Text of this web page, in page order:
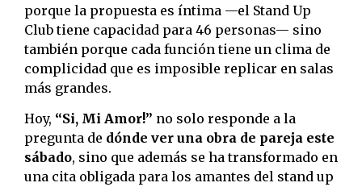
porque la propuesta es íntima —el Stand Up
Club tiene capacidad para 46 personas— sino
también porque cada función tiene un clima de
complicidad que es imposible replicar en salas
más grandes.
Hoy, “Si, Mi Amor!” no solo responde a la
pregunta de dónde ver una obra de pareja este
sábado, sino que además se ha transformado en
una cita obligada para los amantes del stand up